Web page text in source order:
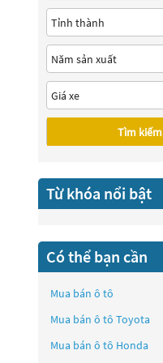
Tìm kiếm
Từ khóa nổi bật
Có thể bạn cần
Mua bán ô tô
Mua bán ô tô Toyota
Mua bán ô tô Honda